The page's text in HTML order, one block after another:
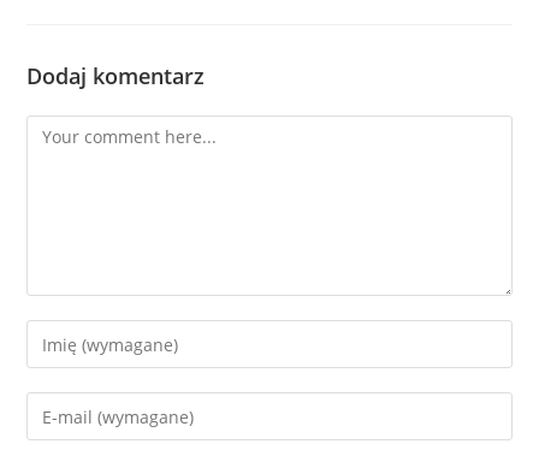
Dodaj komentarz
Comment
Enter
your
name
Enter
your